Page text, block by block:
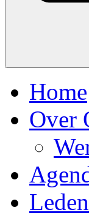
Home
Over
Leden